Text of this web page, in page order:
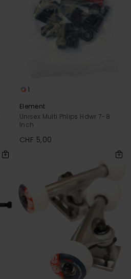
1
Element
Unisex Multi Phlips Hdwr 7-8
Inch
CHF 5,00